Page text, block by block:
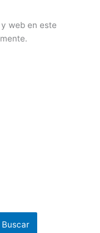
web en este
Buscar